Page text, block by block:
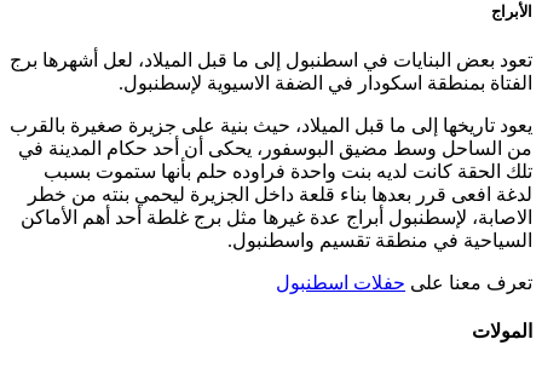
الأبراج
تعود بعض البنايات في اسطنبول إلى ما قبل الميلاد، لعل أشهرها برج
الفتاة بمنطقة اسكودار في الضفة الاسيوية لإسطنبول.
يعود تاريخها إلى ما قبل الميلاد، حيث بنية على جزيرة صغيرة بالقرب
من الساحل وسط مضيق البوسفور، يحكى أن أحد حكام المدينة في
تلك الحقة كانت لديه بنت واحدة فراوده حلم بأنها ستموت بسبب
لدغة افعى قرر بعدها بناء قلعة داخل الجزيرة ليحمي بنته من خطر
الاصابة، لإسطنبول أبراج عدة غيرها مثل برج غلطة أحد أهم الأماكن
السياحية في منطقة تقسيم واسطنبول.
تعرف معنا على حفلات اسطنبول
المولات